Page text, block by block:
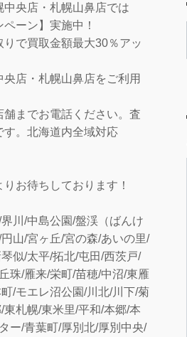
中央店・札幌山鼻店では
ペーン】実施中！
りで買取金額最大30％アッ
央店・札幌山鼻店をご利用
までお電話ください。査
す。北海道内全域対応
お待ちしております！
川/中島公園/盤渓（ばんけ
山/宮ヶ丘/宮の森/あいの里/
似/太平/拓北/屯田/西茨戸/
珠/雁来/栄町/苗穂/中沼/東雁
/モエレ沼公園/川北/川下/菊
東札幌/東米里/平和/本郷/本
ー/青葉町/厚別北/厚別中央/